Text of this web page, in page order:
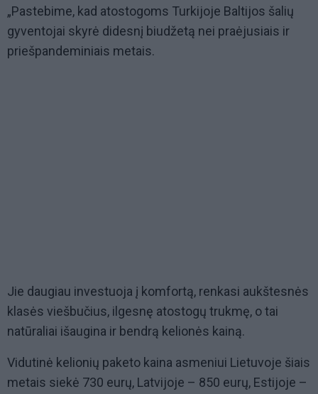
„Pastebime, kad atostogoms Turkijoje Baltijos šalių
gyventojai skyrė didesnį biudžetą nei praėjusiais ir
priešpandeminiais metais.
Jie daugiau investuoja į komfortą, renkasi aukštesnės
klasės viešbučius, ilgesnę atostogų trukmę, o tai
natūraliai išaugina ir bendrą kelionės kainą.
Vidutinė kelionių paketo kaina asmeniui Lietuvoje šiais
metais siekė 730 eurų, Latvijoje – 850 eurų, Estijoje –